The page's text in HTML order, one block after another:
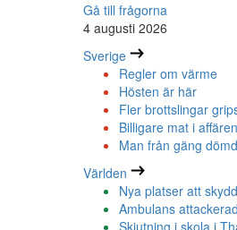
Gå till frågorna
4 augusti 2026
Sverige
Regler om värme
Hösten är här
Fler brottslingar
Billigare mat i affären
Man från gäng
Världen
Nya platser att
Ambulans